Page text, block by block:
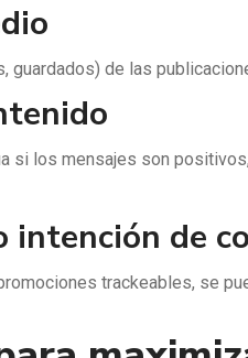
guardados) de las
si los mensajes son
intención de
trackeables, se